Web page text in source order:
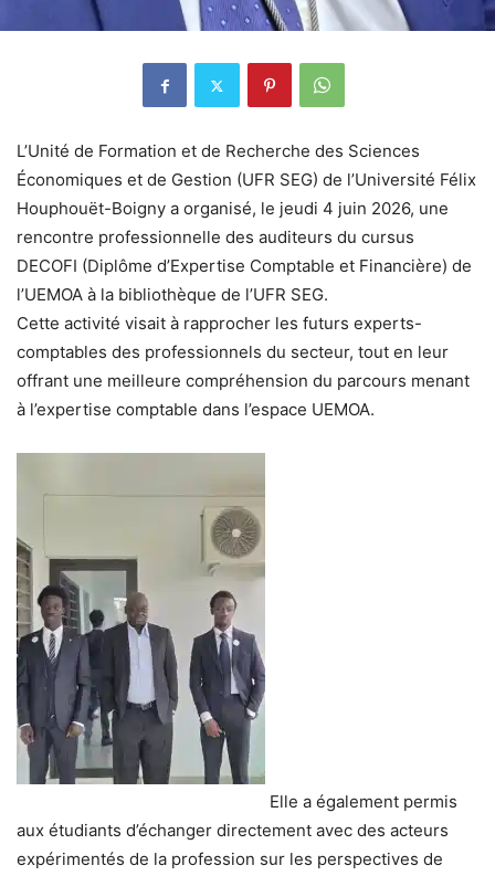
L’Unité de Formation et de Recherche des Sciences
Économiques et de Gestion (UFR SEG) de l’Université Félix
Houphouët-Boigny a organisé, le jeudi 4 juin 2026, une
rencontre professionnelle des auditeurs du cursus
DECOFI (Diplôme d’Expertise Comptable et Financière) de
l’UEMOA à la bibliothèque de l’UFR SEG.
Cette activité visait à rapprocher les futurs experts-
comptables des professionnels du secteur, tout en leur
offrant une meilleure compréhension du parcours menant
à l’expertise comptable dans l’espace UEMOA.
Elle a également permis
aux étudiants d’échanger directement avec des acteurs
expérimentés de la profession sur les perspectives de